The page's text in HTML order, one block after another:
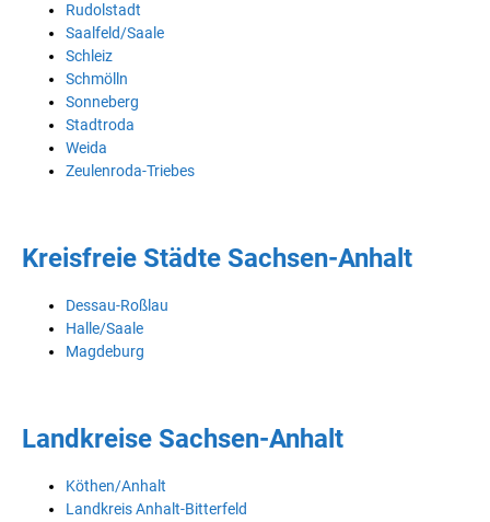
Rudolstadt
Saalfeld/Saale
Schleiz
Schmölln
Sonneberg
Stadtroda
Weida
Zeulenroda-Triebes
Kreisfreie Städte Sachsen-Anhalt
Dessau-Roßlau
Halle/Saale
Magdeburg
Landkreise Sachsen-Anhalt
Köthen/Anhalt
Landkreis Anhalt-Bitterfeld